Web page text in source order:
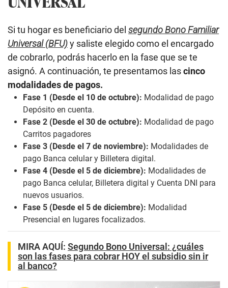
Si tu hogar es beneficiario del segundo Bono Familiar
Universal (BFU)y saliste elegido como el encargado
de cobrarlo, podrás hacerlo en la fase que se te
asignó. A continuación, te presentamos lascinco
modalidades de pagos.
Fase 1 (Desde el 10 de octubre): Modalidad de pago
Depósito en cuenta.
Fase 2 (Desde el 30 de octubre): Modalidad de pago
Carritos pagadores
Fase 3 (Desde el 7 de noviembre): Modalidades de
pago Banca celular y Billetera digital.
Fase 4 (Desde el 5 de diciembre): Modalidades de
pago Banca celular, Billetera digital y Cuenta DNI para
nuevos usuarios.
Fase 5 (Desde el 5 de diciembre): Modalidad
Presencial en lugares focalizados.
MIRA AQUÍ: Segundo Bono Universal: ¿cuáles
son las fases para cobrar HOY el subsidio sin ir
al banco?